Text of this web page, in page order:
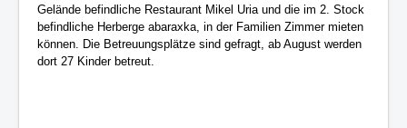
Gelände befindliche Restaurant Mikel Uria und die im 2. Stock
befindliche Herberge abaraxka, in der Familien Zimmer mieten
können. Die Betreuungsplätze sind gefragt, ab August werden
dort 27 Kinder betreut.